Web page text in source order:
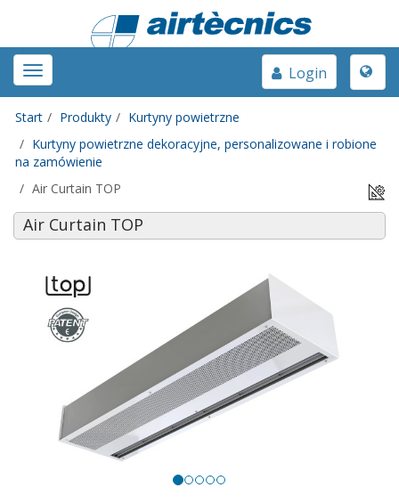
Toggle
navigation
Toggle
Login
Start Produkty
Kurtyny powietrzne
Kurtyny powietrzne dekoracyjne, personalizowane i robione
na zamówienie
Air Curtain TOP
Air Curtain TOP